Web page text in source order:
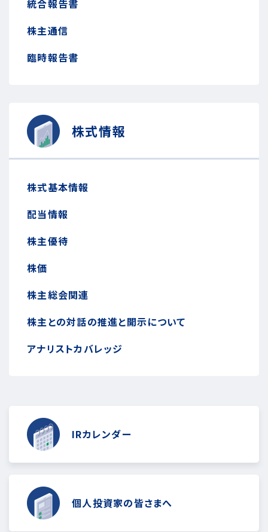
統合報告書
株主通信
臨時報告書
株式情報
株式基本情報
配当情報
株主優待
株価
株主総会関連
株主との対話の推進と開示について
アナリストカバレッジ
IRカレンダー
個人投資家の皆さまへ